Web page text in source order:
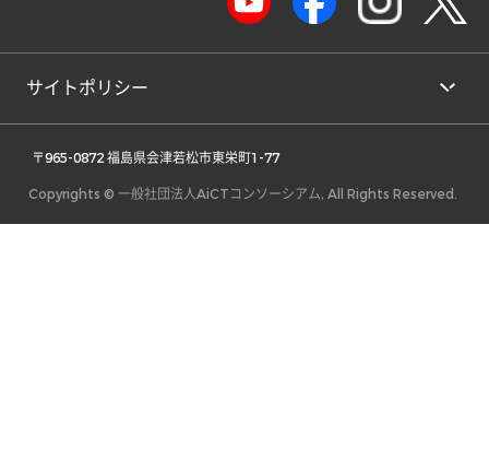
サイトポリシー
〒965-0872 福島県会津若松市東栄町1-77
Copyrights © 一般社団法人AiCTコンソーシアム, All Rights Reserved.